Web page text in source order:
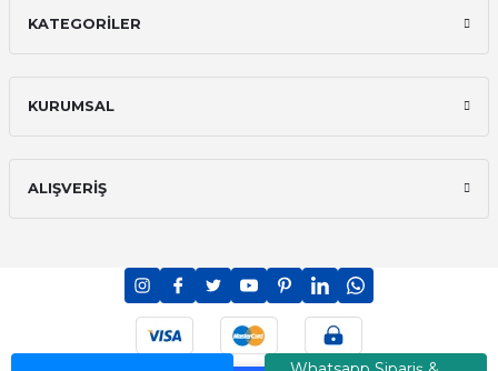
PCI-DSS Ödeme Güvenliği
7/24 Canlı Destek
KATEGORİLER
KURUMSAL
ALIŞVERİŞ